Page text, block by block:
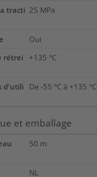
tracti 25 MPa
Oui
rétrei
+135 °C
d'utili
De -55 °C à +135 °C
et emballage
50 m
NL